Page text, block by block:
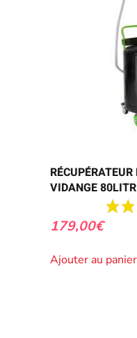
RÉCUPÉRATEUR
VIDANGE
179,00€
Ajouter au panier